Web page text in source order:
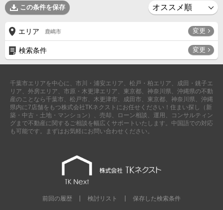
この条件を保存
エリア 鹿嶋市 変更
検索条件 変更
千葉市エリアを中心に、市川・浦安エリア、松戸・柏エリア、成田・銚子エ
リア、外房エリア、市原・木更津エリア、東京都、神奈川県、沖縄県の不動
産のことなら千葉市、松戸市、木更津市、成田市、東京都、神奈川県、沖縄
県内に7店舗をもつ株式会社TKネクストにお任せください！住まい探し（新
築・中古・土地・マンション）、売却、ローン相談、運用、コンサルティン
グまで不動産に関するご相談を幅広くサポートいたします。中国語での対応
も可能です。まずはお気軽にお問い合わせください。
前回の履歴 検討リスト 保存した検索条件
成田･銚子方面エリアの新築一戸建
成田･銚子方面エリアのマンション
成田･銚子方面エリアの土地
四街道･佐倉･八千代方面エリア
四街道･佐倉･八千代方面エリアの新築一戸建
四街道･佐倉･八千代方面エリアのマンション
四街道･佐倉･八千代方面エリアの土地
船橋･市川･浦安方面エリア
船橋･市川･浦安方面エリアの新築一戸建
船橋･市川･浦安方面エリアの中古一戸建
千葉市エリアの新築一戸建
千葉市エリアの中古一戸建
千葉市エリアのマンション
千葉市エリアの土地